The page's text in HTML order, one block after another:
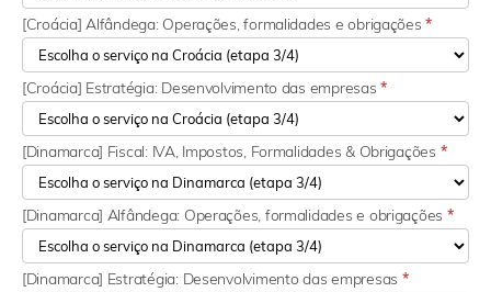
[Croácia] Alfândega: Operações, formalidades e obrigações*
[Croácia] Estratégia: Desenvolvimento das empresas*
[Dinamarca] Fiscal: IVA, Impostos, Formalidades & Obrigações *
[Dinamarca] Alfândega: Operações, formalidades e obrigações *
[Dinamarca] Estratégia: Desenvolvimento das empresas *